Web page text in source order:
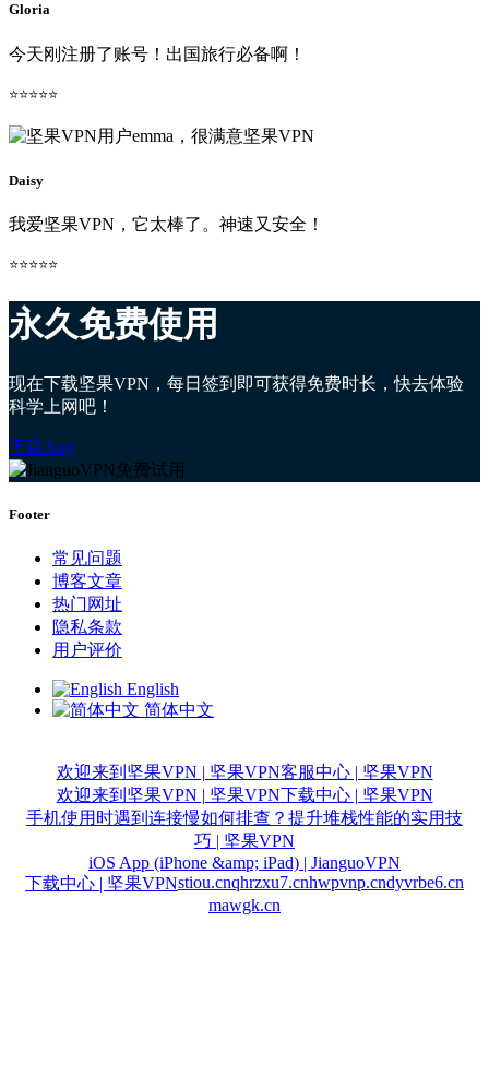
Gloria
今天刚注册了账号！出国旅行必备啊！
⭐⭐⭐⭐⭐
Daisy
我爱坚果VPN，它太棒了。神速又安全！
⭐⭐⭐⭐⭐
永久免费使用
现在下载坚果VPN，每日签到即可获得免费时长，快去体验
科学上网吧！
下载App
Footer
常见问题
博客文章
热门网址
隐私条款
用户评价
English
简体中文
欢迎来到坚果VPN | 坚果VPN客服中心 | 坚果VPN
欢迎来到坚果VPN | 坚果VPN下载中心 | 坚果VPN
手机使用时遇到连接慢如何排查？提升堆栈性能的实用技
巧 | 坚果VPN
iOS App (iPhone &amp; iPad) | JianguoVPN
下载中心 | 坚果VPNstiou.cnqhrzxu7.cnhwpvnp.cndyvrbe6.cn
mawgk.cn